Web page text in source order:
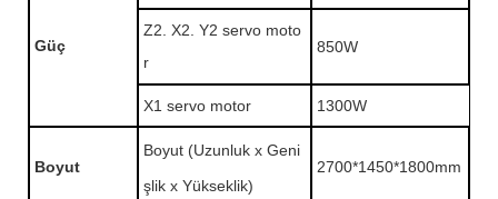
Güç
Z2. X2. Y2 servo moto
r
850W
X1 servo motor 1300W
Boyut
Boyut (Uzunluk x Geni
şlik x Yükseklik)
2700*1450*1800mm